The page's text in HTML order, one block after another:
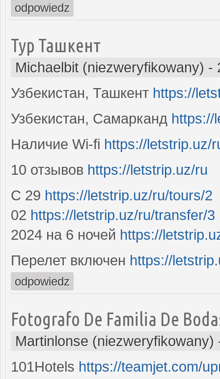
odpowiedz
Тур Ташкент
Michaelbit (niezweryfikowany) -
Узбекистан, Ташкент https://
Узбекистан, Самарканд https://
Наличие Wi-fi https://letstrip.uz/
10 отзывов https://letstrip.uz/ru
С 29 https://letstrip.uz/ru/tours/2
02 https://letstrip.uz/ru/transfer/3
2024 на 6 ночей https://
Перелет включен https://
odpowiedz
Fotografo De Familia De
Martinlonse (niezweryfikowany)
101Hotels https://teamjet.com/